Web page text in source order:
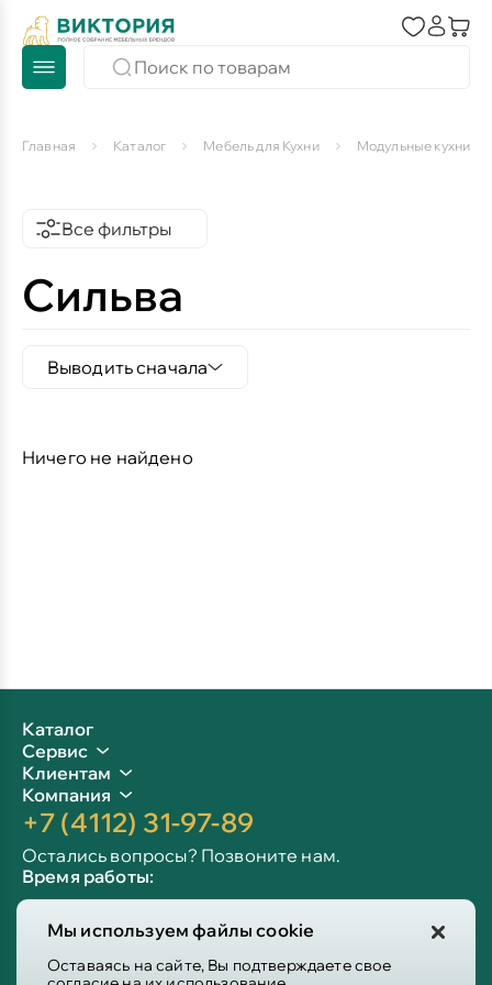
Мы используем файлы cookie
Оставаясь на сайте, Вы подтверждаете свое
Главная Каталог Мебель для Кухни Модульные кухни
Все фильтры
Сильва
Выводить сначала
Ничего не найдено
Каталог
Сервис
Клиентам
Компания
+7 (4112) 31-97-89
Остались вопросы? Позвоните нам.
Время работы:
Сб-вс: 10:00 - 19:00
Info@victoria-mebel.ru